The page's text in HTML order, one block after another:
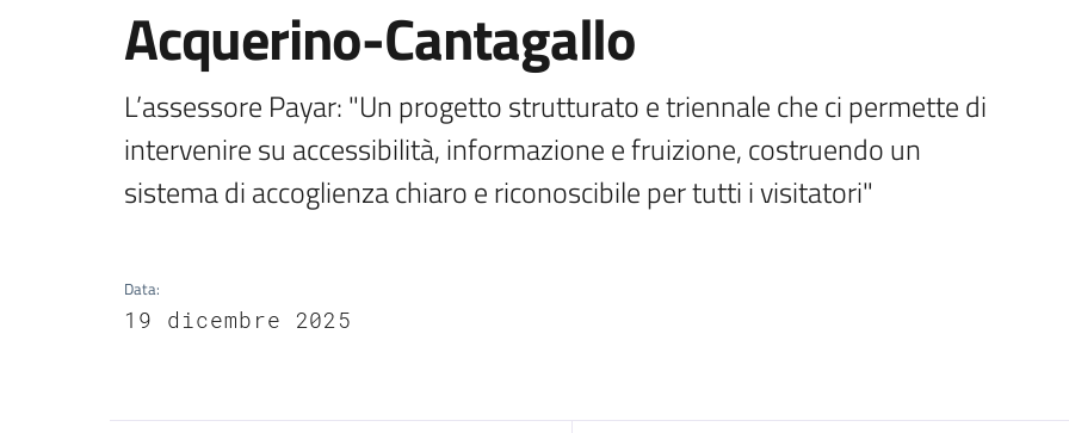
Acquerino-Cantagallo
L’assessore Payar: "Un progetto strutturato e triennale che ci permette di
intervenire su accessibilità, informazione e fruizione, costruendo un
sistema di accoglienza chiaro e riconoscibile per tutti i visitatori"
Data:
19 dicembre 2025